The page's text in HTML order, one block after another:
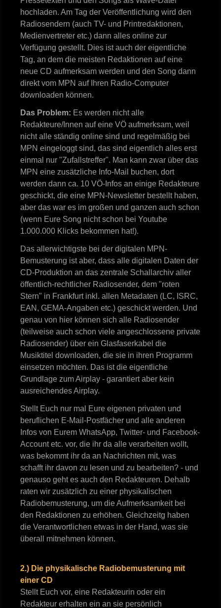
hochladen. Am Tag der Veröffentlichung wird den
Radiosendern (auch TV- und Printredaktionen,
Medienvertreter etc.) dann alles online zur
Verfügung gestellt. Dies ist auch der eigentliche
Tag, an dem die meisten Redaktionen auf eine
neue CD aufmerksam werden und den Song dann
direkt vom MPN auf Ihren Radio-Computer
downloaden können.
Das Problem: Es werden nicht alle
Redakteure/Innen auf eine VÖ aufmerksam, weil
nicht alle ständig online sind und regelmäßig bei
MPN eingeloggt sind, das sind eigentlich alles erst
einmal nur "Zufallstreffer". Man kann zwar über das
MPN eine zusätzliche Info-Mail buchen, dort
werden dann ca. 10 VÖ-Infos an einige Redakteure
geschickt, die eine MPN-Newsletter bestellt haben,
aber das war es im großen und ganzen auch schon
(wenn Eure Song nicht schon bei Youtube
1.000.000 Klicks bekommen hat!).
Das allerwichtigste bei der digitalen MPN-
Bemusterung ist aber, dass alle digitalen Daten der
CD-Produktion an das zentrale Schallarchiv aller
öffentlich-rechtlicher Radiosender, dem "roten
Stern" in Frankfurt inkl. allen Metadaten (LC, ISRC,
EAN, GEMA-Angaben etc.) geschickt werden. Und
genau von hier können sich alle Radiosender
(teilweise auch schon viele angeschlossene private
Radiosender) über ein Glasfaserkabel die
Musiktitel downloaden, die sie in ihren Programm
einsetzen möchten. Das ist die eigentliche
Grundlage zum Airplay - garantiert aber kein
ausreichendes Airplay.
Stellt Euch nur mal Eure eigenen privaten und
beruflichen E-Mail-Postfächer und alle anderen
Infos von Eurem WhatsApp, Twitter- und Facebook-
Account etc. vor, die ihr da alle verarbeiten wollt,
was bekommt ihr da an Nachrichten mit, was
schafft ihr davon zu lesen und zu bearbeiten? - und
genauso geht es auch den Redakteuren. Dehalb
raten wir zusätzlich zu einer physikalischen
Radiobemusterung, um die Aufmerksamkeit bei
den Redaktionen zu erhöhen. Gleichzeitg haben
die Verantwortlichen etwas in der Hand, was sie
überall mitnehmen können.
2.) Die physikalische Radiobemusterung mit
einer CD
Stellt Euch vor, eine Redakteurin oder ein
Redakteur erhalten ein an sie persönlich